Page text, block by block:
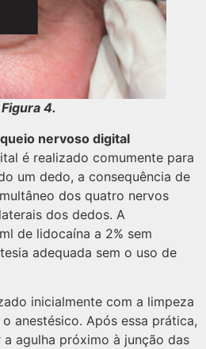
Figura 4.
nervoso digital
é realizado comumente para
um dedo, a consequência de
dos quatro nervos
dos dedos. A
de lidocaína a 2% sem
adequada sem o uso de
inicialmente com a limpeza
anestésico. Após essa prática,
agulha próximo à junção das